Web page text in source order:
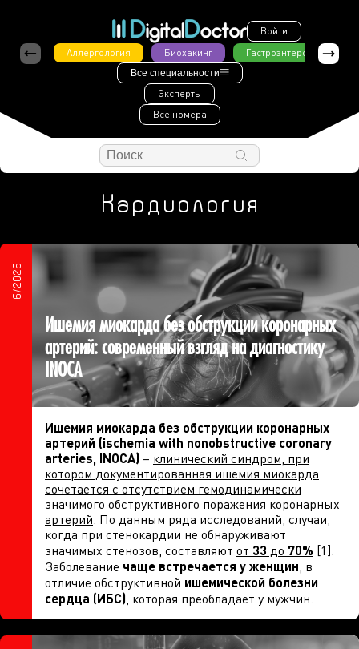
Войти
Аллергология
Биохакинг Гастроэнтерология
Все специальности
Эксперты
Все номера
Кардиология
6/2026
Ишемия миокарда без обструкции коронарных
артерий: современный взгляд на диагностику
INOCA
Ишемия миокарда без обструкции коронарных
артерий (ischemia with nonobstructive coronary
arteries, INOCA) – клинический синдром, при
котором документированная ишемия миокарда
сочетается с отсутствием гемодинамически
значимого обструктивного поражения коронарных
артерий. По данным ряда исследований, случаи,
когда при стенокардии не обнаруживают
значимых стенозов, составляют от 33 до 70% [1].
Заболевание чаще встречается у женщин, в
отличие обструктивной ишемической болезни
сердца (ИБС), которая преобладает у мужчин.